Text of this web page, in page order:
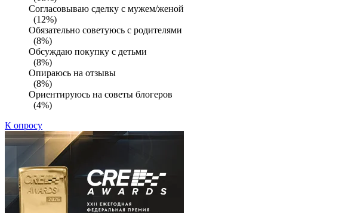
Согласовываю сделку с мужем/женой
(12%)
Обязательно советуюсь с родителями
(8%)
Обсуждаю покупку с детьми
(8%)
Опираюсь на отзывы
(8%)
Ориентируюсь на советы блогеров
(4%)
К опросу